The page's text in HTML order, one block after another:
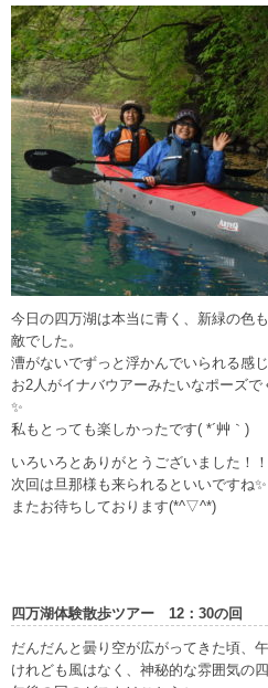
今日の四万湖は本当に青く、新緑の色
敵でした。
漕がないでずっと浮かんでいられる感
お2人がイナバウアーみたいなポーズ
✨
私もとっても楽しかったです( *´艸｀)
いろいろとありがとうございました！！
次回は旦那様も来られるといいですね✨
またお待ちしております(*^▽^*)
四万湖体験散歩ツアー 12：30の回
だんだんと曇り空が広がってきた頃、
けれども風はなく、神秘的な雰囲気の